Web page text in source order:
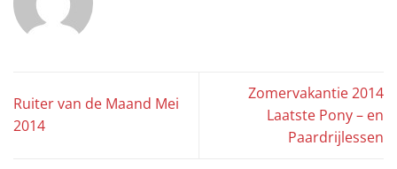
Ruiter van de Maand Mei
2014
Zomervakantie 2014
Laatste Pony – en
Paardrijlessen